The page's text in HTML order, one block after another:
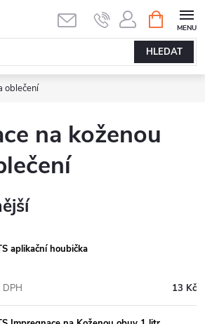
HLEDAT
NÁKUPNÍ
KOŠÍK
oblečení
na koženou
aplikační houbička
13 Kč
DPH